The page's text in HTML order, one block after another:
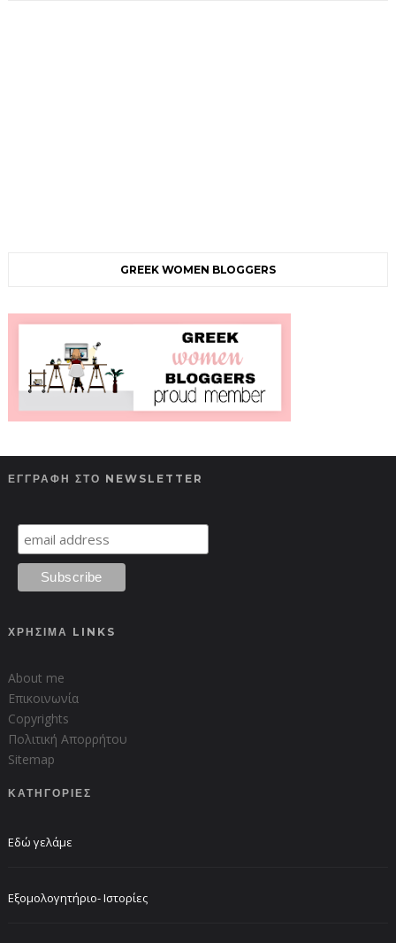
GREEK WOMEN BLOGGERS
ΕΓΓΡΑΦΗ ΣΤΟ NEWSLETTER
ΧΡΗΣΙΜΑ LINKS
About me
Επικοινωνία
Copyrights
Πολιτική Απορρήτου
Sitemap
ΚΑΤΗΓΟΡΙΕΣ
Εδώ γελάμε
Εξομολογητήριο- Ιστορίες